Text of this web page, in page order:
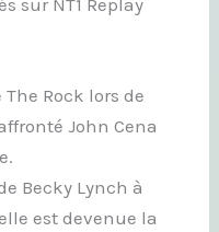
Rock lors de
John Cena
Becky Lynch à
est devenue la